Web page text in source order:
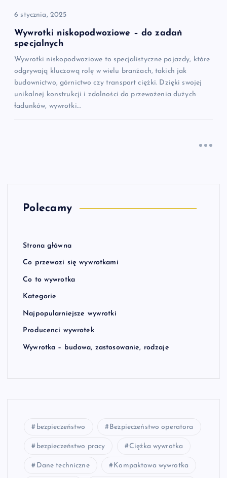
6 stycznia, 2025
Wywrotki niskopodwoziowe – do zadań
specjalnych
Wywrotki niskopodwoziowe to specjalistyczne pojazdy, które
odgrywają kluczową rolę w wielu branżach, takich jak
budownictwo, górnictwo czy transport ciężki. Dzięki swojej
unikalnej konstrukcji i zdolności do przewożenia dużych
ładunków, wywrotki…
Polecamy
Strona główna
Co przewozi się wywrotkami
Co to wywrotka
Kategorie
Najpopularniejsze wywrotki
Producenci wywrotek
Wywrotka – budowa, zastosowanie, rodzaje
bezpieczeństwo Bezpieczeństwo operatora
bezpieczeństwo pracy Ciężka wywrotka
Dane techniczne Kompaktowa wywrotka